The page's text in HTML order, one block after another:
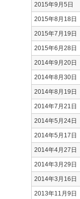
2015年9月5日
2015年8月18日
2015年7月19日
2015年6月28日
2014年9月20日
2014年8月30日
2014年8月19日
2014年7月21日
2014年5月24日
2014年5月17日
2014年4月27日
2014年3月29日
2014年3月16日
2013年11月9日